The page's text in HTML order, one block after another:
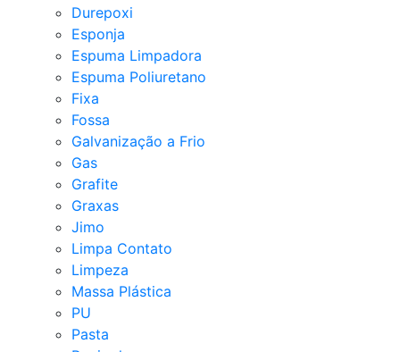
Durepoxi
Esponja
Espuma Limpadora
Espuma Poliuretano
Fixa
Fossa
Galvanização a Frio
Gas
Grafite
Graxas
Jimo
Limpa Contato
Limpeza
Massa Plástica
PU
Pasta